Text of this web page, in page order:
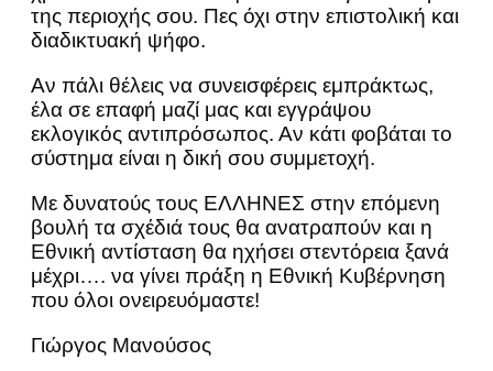
της περιοχής σου. Πες όχι στην επιστολική και
διαδικτυακή ψήφο.
Αν πάλι θέλεις να συνεισφέρεις εμπράκτως,
έλα σε επαφή μαζί μας και εγγράψου
εκλογικός αντιπρόσωπος. Αν κάτι φοβάται το
σύστημα είναι η δική σου συμμετοχή.
Με δυνατούς τους ΕΛΛΗΝΕΣ στην επόμενη
βουλή τα σχέδιά τους θα ανατραπούν και η
Εθνική αντίσταση θα ηχήσει στεντόρεια ξανά
μέχρι…. να γίνει πράξη η Εθνική Κυβέρνηση
που όλοι ονειρευόμαστε!
Γιώργος Μανούσος